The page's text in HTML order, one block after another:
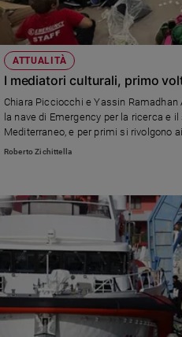
ATTUALITÀ
I mediatori culturali, primo
Chiara Picciocchi e Yassin Ramadhan
la nave di Emergency per la ricerca e
Mediterraneo, e per primi si rivolgono
rassicurarli. Intanto, la partenza della
Roberto Zichittella